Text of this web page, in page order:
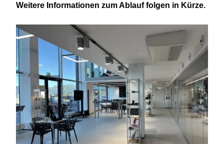
Weitere Informationen zum Ablauf folgen in Kürze.